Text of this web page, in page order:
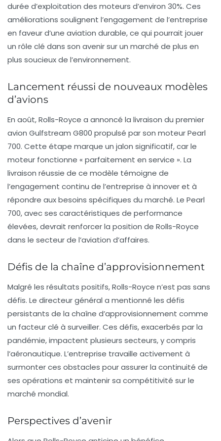
durée d’exploitation des moteurs d’environ 30%. Ces
améliorations soulignent l’engagement de l’entreprise
en faveur d’une aviation durable, ce qui pourrait jouer
un rôle clé dans son avenir sur un marché de plus en
plus soucieux de l’environnement.
Lancement réussi de nouveaux modèles
d’avions
En août, Rolls-Royce a annoncé la livraison du premier
avion Gulfstream G800 propulsé par son moteur Pearl
700. Cette étape marque un jalon significatif, car le
moteur fonctionne « parfaitement en service ». La
livraison réussie de ce modèle témoigne de
l’engagement continu de l’entreprise à innover et à
répondre aux besoins spécifiques du marché. Le Pearl
700, avec ses caractéristiques de performance
élevées, devrait renforcer la position de Rolls-Royce
dans le secteur de l’aviation d’affaires.
Défis de la chaîne d’approvisionnement
Malgré les résultats positifs, Rolls-Royce n’est pas sans
défis. Le directeur général a mentionné les défis
persistants de la chaîne d’approvisionnement comme
un facteur clé à surveiller. Ces défis, exacerbés par la
pandémie, impactent plusieurs secteurs, y compris
l’aéronautique. L’entreprise travaille activement à
surmonter ces obstacles pour assurer la continuité de
ses opérations et maintenir sa compétitivité sur le
marché mondial.
Perspectives d’avenir